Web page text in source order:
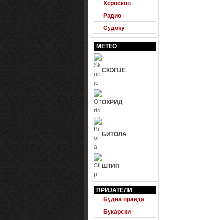
Хороскоп
Радио
Судоку
МЕТЕО
СКОПЈЕ
ОХРИД
БИТОЛА
ШТИП
ПРИЈАТЕЛИ
24 Фудбал
Будна правда
Букарски